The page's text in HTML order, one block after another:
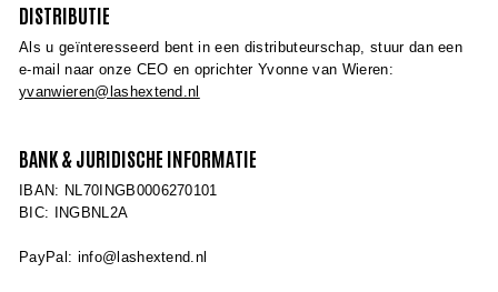
DISTRIBUTIE
Als u geïnteresseerd bent in een distributeurschap, stuur dan een
e-mail naar onze CEO en oprichter Yvonne van Wieren:
yvanwieren@lashextend.nl
BANK & JURIDISCHE INFORMATIE
IBAN: NL70INGB0006270101
BIC: INGBNL2A
PayPal: info@lashextend.nl